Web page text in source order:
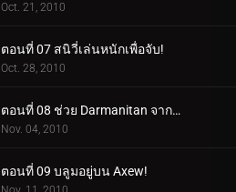
Oct. 21, 2010
ตอนที่ 07 สนิวี่เล่นหนักเพื่อจับ!
Oct. 28, 2010
ตอนที่ 08 ช่วย Darmanitan จากระฆัง!
Nov. 04, 2010
ตอนที่ 09 บลูมอยู่บน Axew!